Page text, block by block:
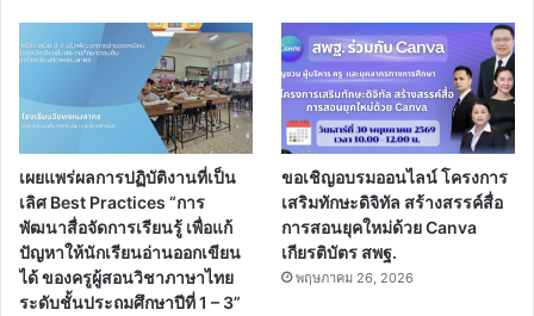
เผยแพร่ผลการปฏิบัติงานที่เป็น
เลิศ Best Practices “การ
พัฒนาสื่อจัดการเรียนรู้ เพื่อแก้
ปัญหาให้นักเรียนอ่านออกเขียน
ได้ ของครูผู้สอนวิชาภาษาไทย
ระดับชั้นประถมศึกษาปีที่ 1 – 3”
ขอเชิญอบรมออนไลน์ โครงการ
เสริมทักษะดิจิทัล สร้างสรรค์สื่อ
การสอนยุคใหม่ด้วย Canva
เกียรติบัตร สพฐ.
พฤษภาคม 26, 2026